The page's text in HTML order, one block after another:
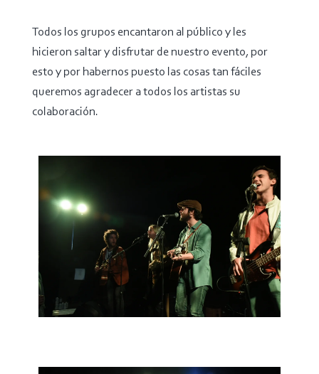
Todos los grupos encantaron al público y les
hicieron saltar y disfrutar de nuestro evento, por
esto y por habernos puesto las cosas tan fáciles
queremos agradecer a todos los artistas su
colaboración.